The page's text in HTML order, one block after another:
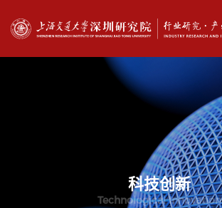
科技创新
Technological Innovation